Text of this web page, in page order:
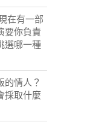
在有一部
要你負責
選哪一種
的情人？
採取什麼